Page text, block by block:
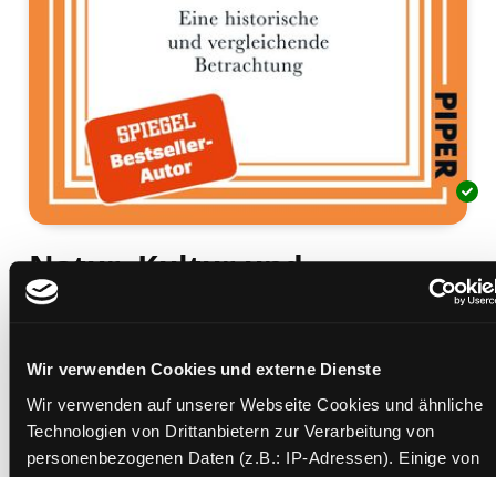
Wir verwenden Cookies und externe Dienste
Wir verwenden auf unserer Webseite Cookies und ähnliche
Technologien von Drittanbietern zur Verarbeitung von
personenbezogenen Daten (z.B.: IP-Adressen). Einige von
Natur, Kultur und
Ungleichheit
Mediengruppe:Sachbuch
Verfasser:Suche nach diesem Verfasser
Piketty, Thomas (Verfasser)
Beschreibung ein-/ausblenden